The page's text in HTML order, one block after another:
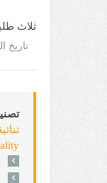
ثلاث
تاريخ